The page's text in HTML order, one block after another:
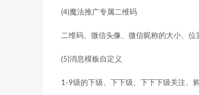
(4)魔法推广专属二维码
二维码、微信头像、微信昵称的大小、
(5)消息模板自定义
1-9级的下级、下下级、下下下级关注、